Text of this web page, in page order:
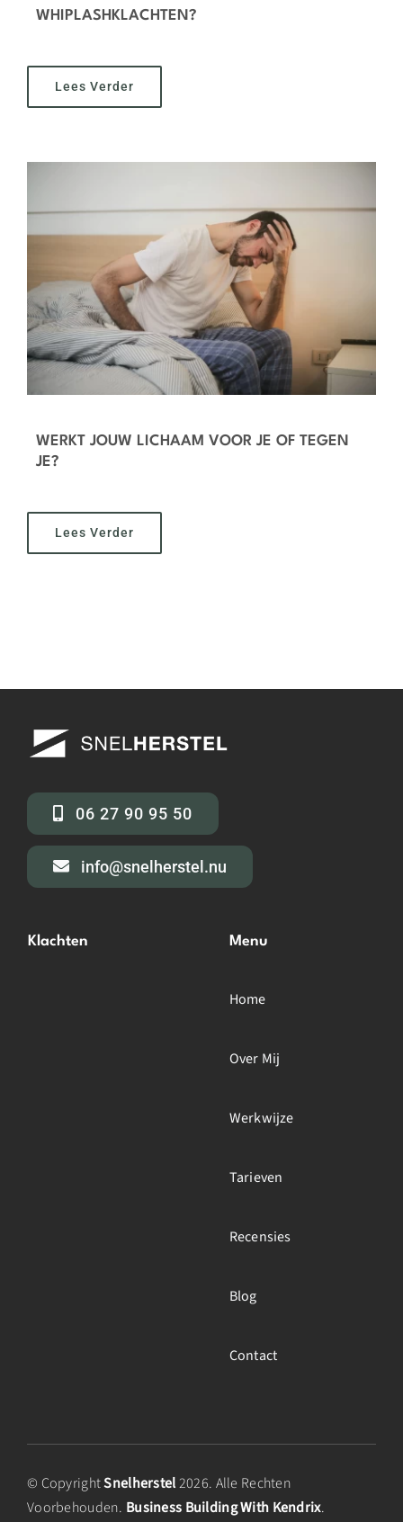
WHIPLASHKLACHTEN?
Lees Verder
WERKT JOUW LICHAAM VOOR JE OF TEGEN
JE?
Lees Verder
06 27 90 95 50
info@snelherstel.nu
Klachten Menu
Home
Over Mij
Werkwijze
Tarieven
Recensies
Blog
Contact
© CopyrightSnelherstel2026. Alle Rechten
Voorbehouden. Business Building With Kendrix.